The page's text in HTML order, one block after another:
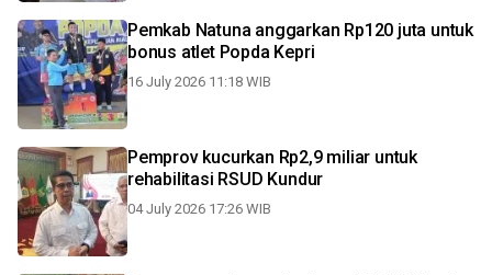
Pemkab Natuna anggarkan Rp120 juta untuk
bonus atlet Popda Kepri
16 July 2026 11:18 WIB
Pemprov kucurkan Rp2,9 miliar untuk
rehabilitasi RSUD Kundur
04 July 2026 17:26 WIB